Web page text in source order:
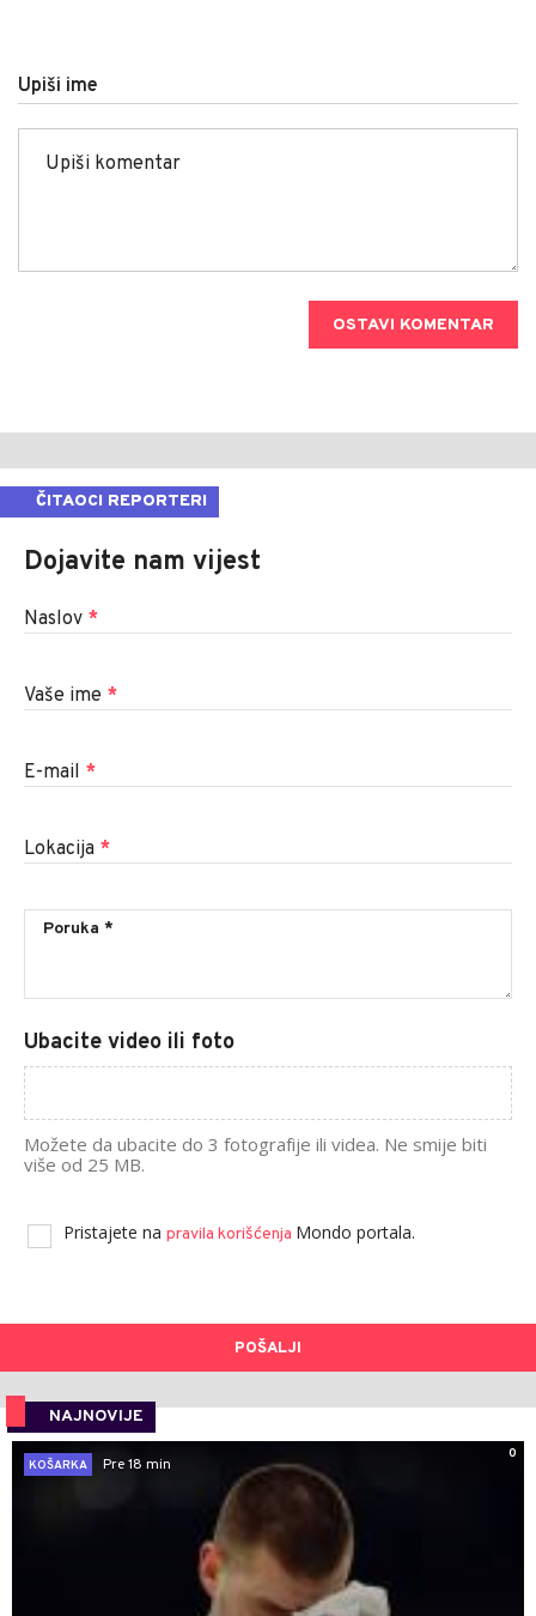
Upiši ime
OSTAVI KOMENTAR
ČITAOCI REPORTERI
Dojavite nam vijest
Naslov *
Vaše ime *
E-mail *
Lokacija *
Ubacite video ili foto
Možete da ubacite do 3 fotografije ili videa. Ne smije biti
više od 25 MB.
Pristajete na pravila korišćenja Mondo portala.
POŠALJI
NAJNOVIJE
0
KOŠARKA
Pre 18 min